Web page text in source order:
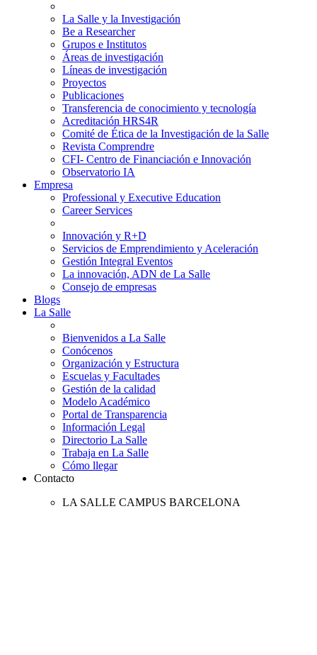
La Salle y la Investigación
Be a Researcher
Grupos e Institutos
Áreas de investigación
Líneas de investigación
Proyectos
Publicaciones
Transferencia de conocimiento y tecnología
Acreditación HRS4R
Comité de Ética de la Investigación de la Salle
Revista Comprendre
CFI- Centro de Financiación e Innovación
Observatorio IA
Empresa
Professional y Executive Education
Career Services
Innovación y R+D
Servicios de Emprendimiento y Aceleración
Gestión Integral Eventos
La innovación, ADN de La Salle
Consejo de empresas
Blogs
La Salle
Bienvenidos a La Salle
Conócenos
Organización y Estructura
Escuelas y Facultades
Gestión de la calidad
Modelo Académico
Portal de Transparencia
Información Legal
Directorio La Salle
Trabaja en La Salle
Cómo llegar
Contacto
LA SALLE CAMPUS BARCELONA